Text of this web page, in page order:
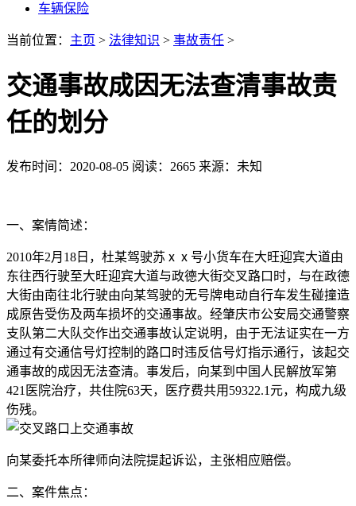
车辆保险
当前位置： 主页 > 法律知识 > 事故责任 >
交通事故成因无法查清事故责
任的划分
发布时间：2020-08-05 阅读：2665 来源：未知
一、案情简述：
2010年2月18日，杜某驾驶苏ⅹⅹ号小货车在大旺迎宾大道由
东往西行驶至大旺迎宾大道与政德大街交叉路口时，与在政德
大街由南往北行驶由向某驾驶的无号牌电动自行车发生碰撞造
成原告受伤及两车损坏的交通事故。经肇庆市公安局交通警察
支队第二大队交作出交通事故认定说明，由于无法证实在一方
通过有交通信号灯控制的路口时违反信号灯指示通行，该起交
通事故的成因无法查清。事发后，向某到中国人民解放军第
421医院治疗，共住院63天，医疗费共用59322.1元，构成九级
伤残。
向某委托本所律师向法院提起诉讼，主张相应赔偿。
二、案件焦点：